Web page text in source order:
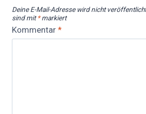
Deine E-Mail-Adresse wird nicht
sind mit*markiert
Kommentar *